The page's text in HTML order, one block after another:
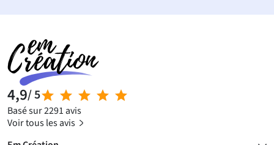
4,9/ 5
Basé sur 2291 avis
Voir tous les avis